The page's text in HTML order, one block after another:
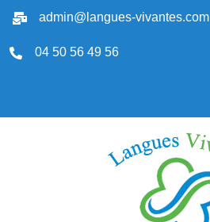
admin@langues-vivantes.com
04 50 56 49 56